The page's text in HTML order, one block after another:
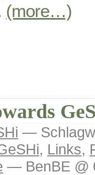
(more…)
—
, Links,
— BenBE @